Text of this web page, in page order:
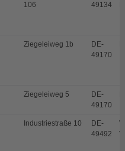
106
49134
Ziegeleiweg 1b
DE-
49170
Ziegeleiweg 5
DE-
49170
Industriestraße 10
DE-
49492